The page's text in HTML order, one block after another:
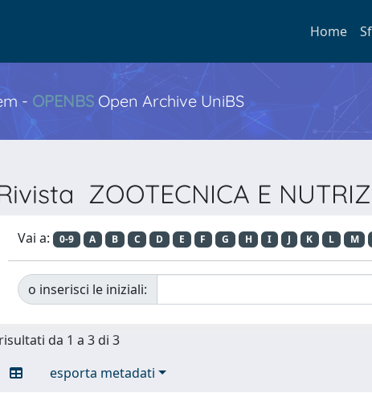
Home
- OPENBS Open Archive UniBS
ZOOTECNICA E
Vai a: 0-9 A B C D E F G H I J K L M
o inserisci le iniziali:
da 1 a 3 di 3
esporta metadati